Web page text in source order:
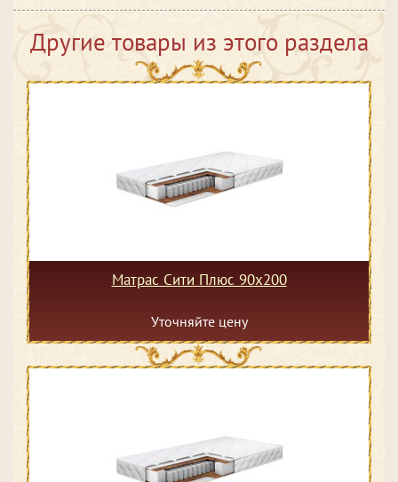
Другие товары из этого раздела
Матрас Сити Плюс 90х200
Уточняйте цену